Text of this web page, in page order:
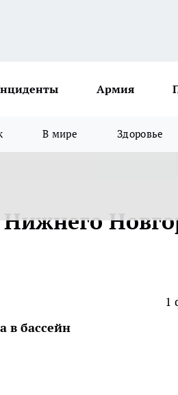
Армия
В мире Здоровье
1
в бассейн